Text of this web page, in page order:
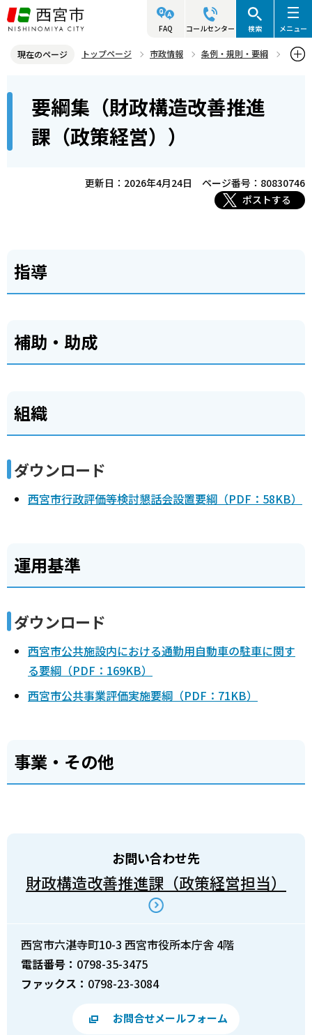
こ
の
ジ
頭
FAQ コールセンター 検索 メニュー
現在のページ トップページ 市政情報
条例・規則・要綱
要綱集（財政構造改善推進
課（政策経営））
更新日：2026年4月24日
ページ番号：80830746
ポストする
指導
補助・助成
組織
ダウンロード
西宮市行政評価等検討懇話会設置要綱（PDF：58KB）
運用基準
ダウンロード
西宮市公共施設内における通勤用自動車の駐車に関す
る要綱（PDF：169KB）
西宮市公共事業評価実施要綱（PDF：71KB）
事業・その他
お問い合わせ先
財政構造改善推進課（政策経営担当）
西宮市六湛寺町10-3 西宮市役所本庁舎 4階
電話番号： 0798-35-3475
ファックス： 0798-23-3084
お問合せメールフォーム